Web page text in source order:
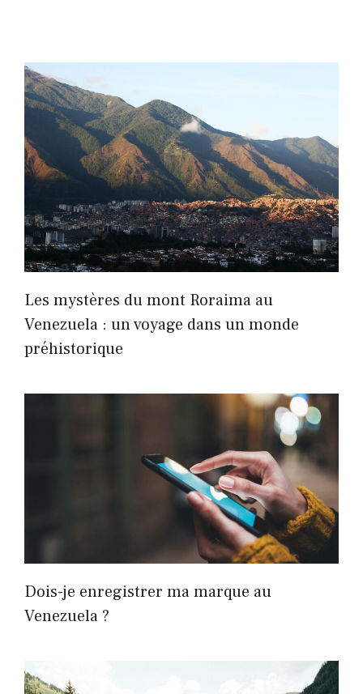
Les mystères du mont Roraima au
Venezuela : un voyage dans un monde
préhistorique
Dois-je enregistrer ma marque au
Venezuela ?